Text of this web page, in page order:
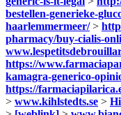
bestellen-generieke-
haarlemmermeer/>
pharmacy/buy-cialis-
https://
kamagra-generico-
https://
> www.kihlstedts.se >